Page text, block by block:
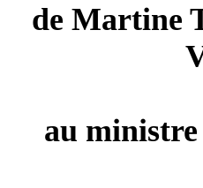
de Martine
au